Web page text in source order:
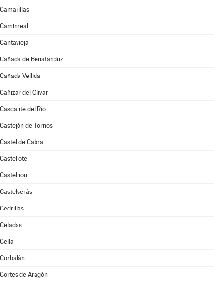
Camarillas
Caminreal
Cantavieja
Cañada de Benatanduz
Cañada Vellida
Cañizar del Olivar
Cascante del Río
Castejón de Tornos
Castel de Cabra
Castellote
Castelnou
Castelserás
Cedrillas
Celadas
Cella
Corbalán
Cortes de Aragón